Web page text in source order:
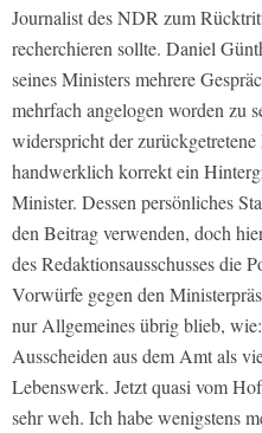
Journalist des NDR zum
recherchieren sollte. Daniel
seines Ministers mehrere
mehrfach angelogen worden zu
widerspricht der
handwerklich korrekt ein
Minister. Dessen persönliches
den Beitrag verwenden, doch
des Redaktionsausschusses die
Vorwürfe gegen den
nur Allgemeines übrig blieb,
Ausscheiden aus dem Amt als
Lebenswerk. Jetzt quasi vom
sehr weh. Ich habe wenigstens